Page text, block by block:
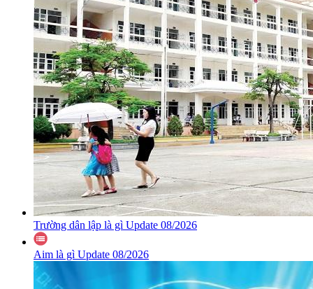
Trường dân lập là gì Update 08/2026
Aim là gì Update 08/2026